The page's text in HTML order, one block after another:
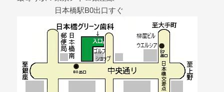
日本橋駅B0出口すぐ